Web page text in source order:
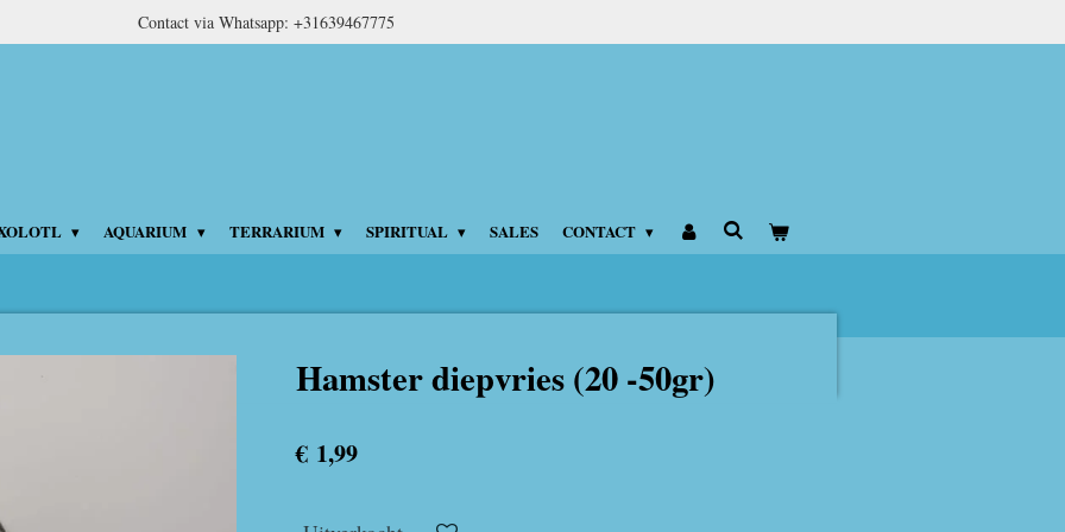
Contact via Whatsapp: +31639467775
AQUARIUM TERRARIUM SPIRITUAL SALES CONTACT
Hamster diepvries (20 -50gr)
€ 1,99